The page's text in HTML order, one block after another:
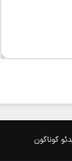
گوناگون